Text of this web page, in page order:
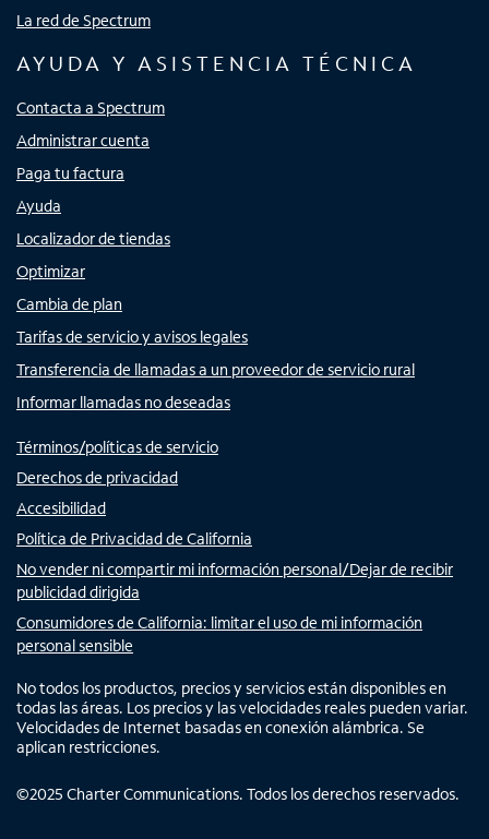
La red de Spectrum
AYUDA Y ASISTENCIA TÉCNICA
Contacta a Spectrum
Administrar cuenta
Paga tu factura
Ayuda
Localizador de tiendas
Optimizar
Cambia de plan
Tarifas de servicio y avisos legales
Transferencia de llamadas a un proveedor de servicio rural
Informar llamadas no deseadas
Términos/políticas de servicio
Derechos de privacidad
Accesibilidad
Política de Privacidad de California
No vender ni compartir mi información personal/Dejar de recibir
publicidad dirigida
Consumidores de California: limitar el uso de mi información
personal sensible
No todos los productos, precios y servicios están disponibles en
todas las áreas. Los precios y las velocidades reales pueden variar.
Velocidades de Internet basadas en conexión alámbrica. Se
aplican restricciones.
©2025 Charter Communications. Todos los derechos reservados.